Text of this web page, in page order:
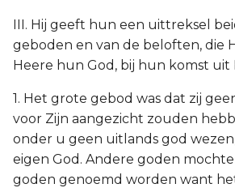
III. Hij geeft hun een uittreksel
geboden en van de beloften, die
Heere hun God, bij hun komst uit
1. Het grote gebod was dat zij
voor Zijn aangezicht zouden
onder u geen uitlands god
eigen God. Andere goden
goden genoemd worden want